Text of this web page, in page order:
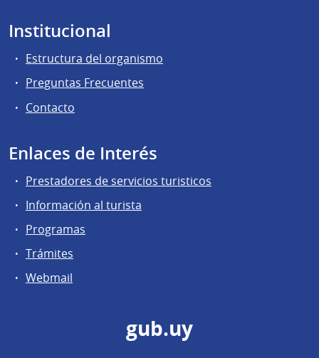
Institucional
Estructura del organismo
Preguntas Frecuentes
Contacto
Enlaces de Interés
Prestadores de servicios turisticos
Información al turista
Programas
Trámites
Webmail
gub.uy